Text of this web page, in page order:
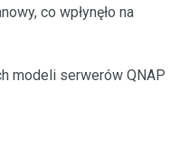
co wpłynęło na
modeli serwerów QNAP